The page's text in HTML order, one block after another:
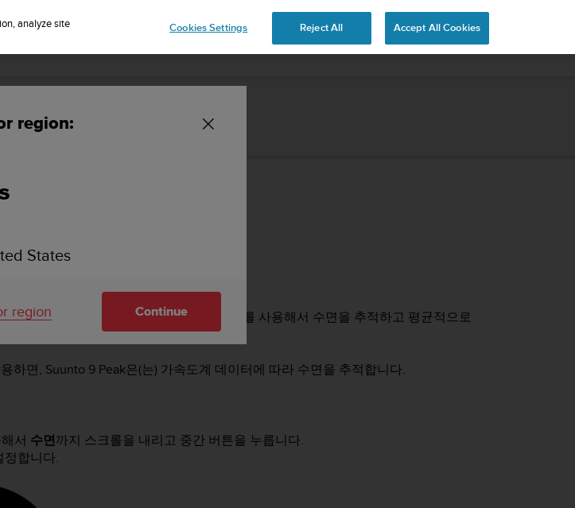
PEAK 사용 설명서
건강한 마음과 몸을 위해 중요합니다. 시계를 사용해서 수면을 추적하고 평균적으로
는지 지켜볼 수 있습니다.
하면, Suunto 9 Peak은(는) 가속도계 데이터에 따라 수면을 추적합니다.
서 수면까지 스크롤을 내리고 중간 버튼을 누릅니다.
정합니다.
region:
States
region Continue
analyze site
Cookies Settings Reject All Accept All Cookies